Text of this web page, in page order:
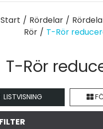
Start / Rördelar /
Rör / T-Rör
T-Rör
LISTVISNING